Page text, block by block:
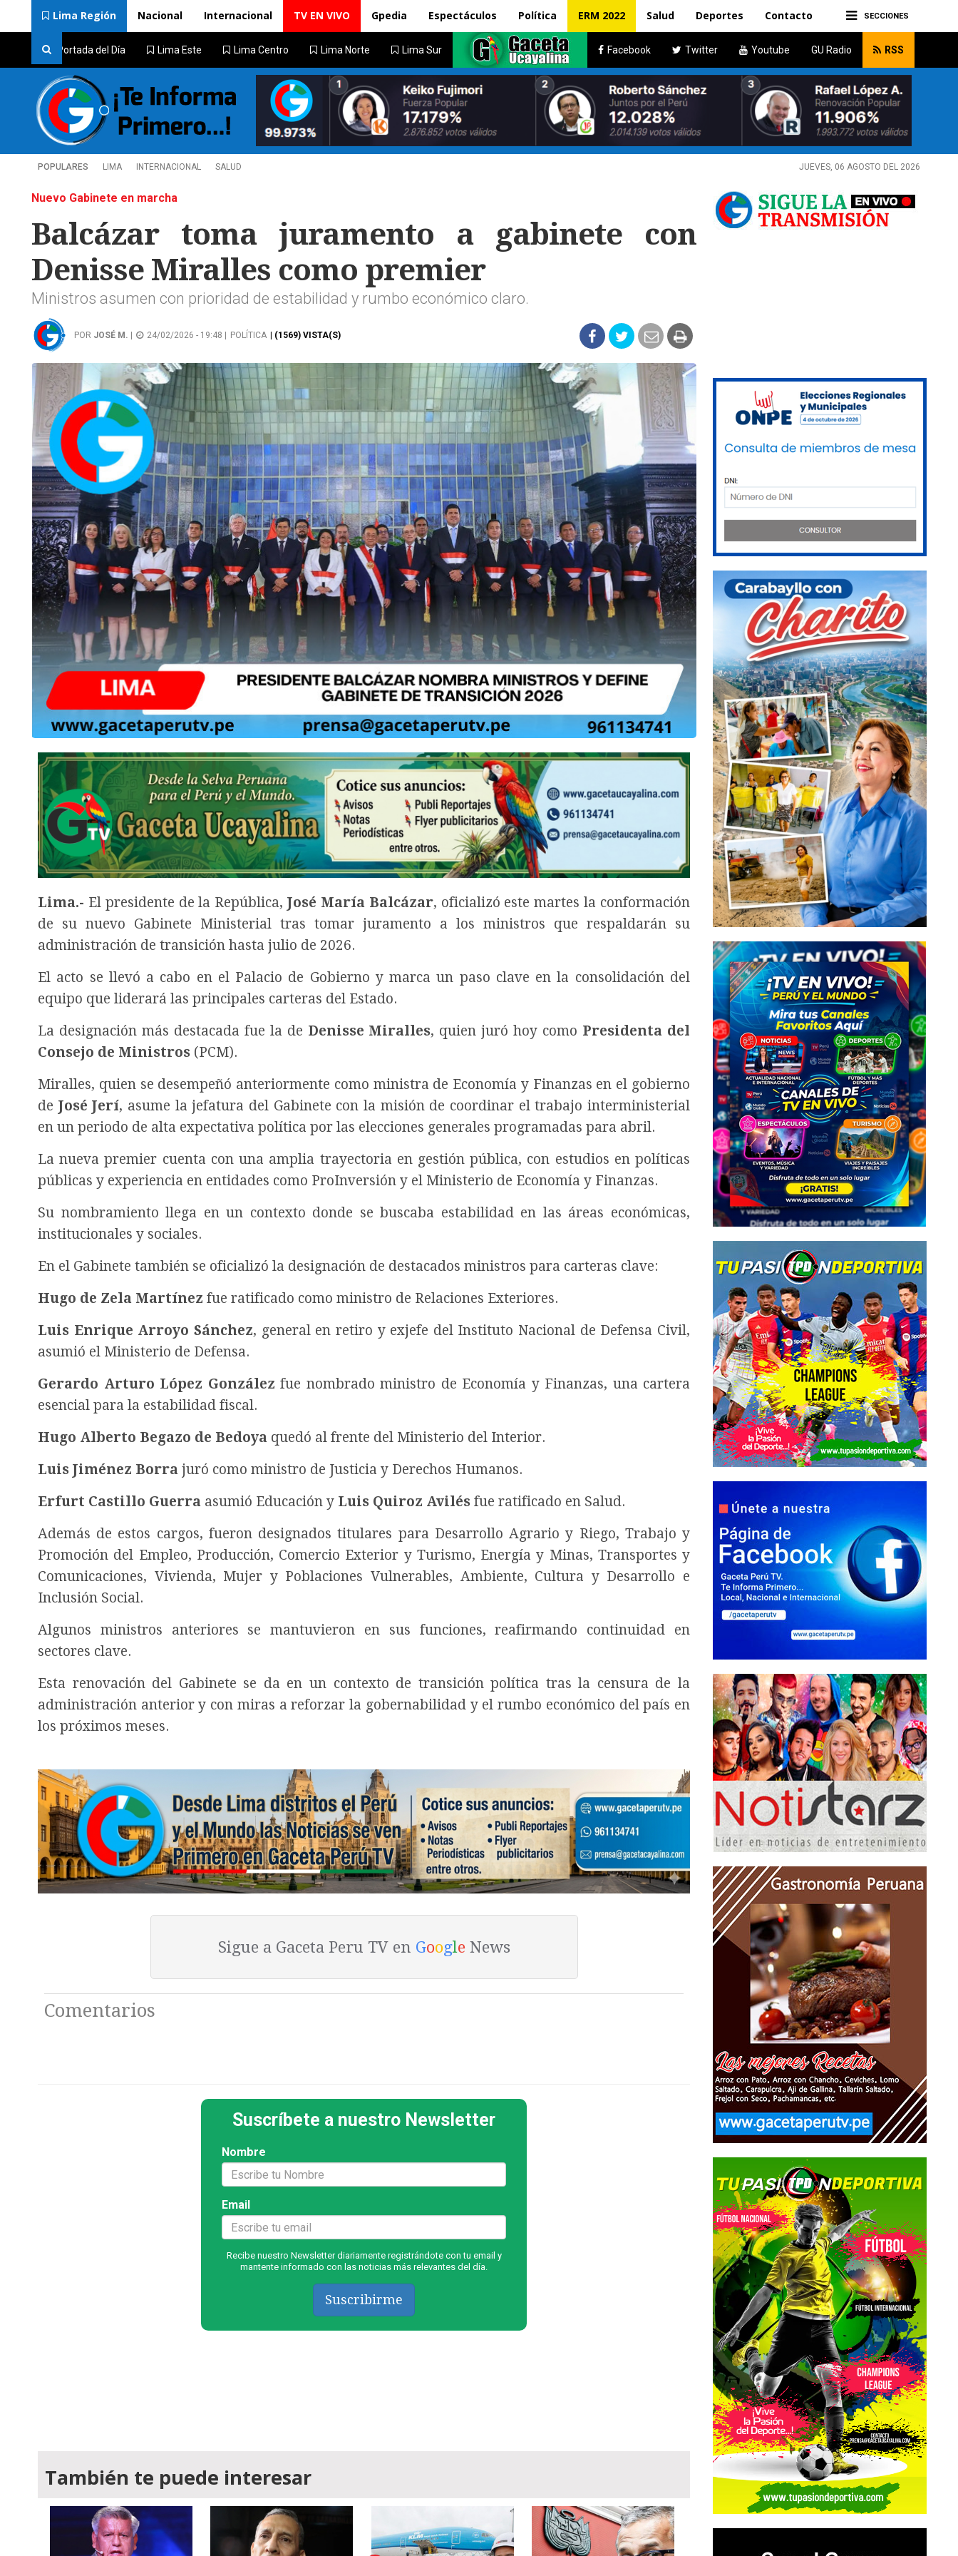
SECCIONES
Lima Región Nacional Internacional TV EN VIVO Gpedia Espectáculos Política ERM 2022 Salud Deportes Contacto
Portada del Día Lima Este Lima Centro Lima Norte Lima Sur Facebook Twitter Youtube GU Radio RSS
POPULARES LIMA INTERNACIONAL SALUD JUEVES, 06 AGOSTO DEL 2026
Nuevo Gabinete en marcha
Balcázar toma juramento a gabinete con
Denisse Miralles como premier
Ministros asumen con prioridad de estabilidad y rumbo económico claro.
POR JOSÉ M. 24/02/2026 - 19:48 | POLÍTICA | (1569) VISTA(S)
Lima.- El presidente de la República,José María Balcázar, oficializó este martes la conformación
de su nuevo Gabinete Ministerial tras tomar juramento a los ministros que respaldarán su
administración de transición hasta julio de 2026.
El acto se llevó a cabo en el Palacio de Gobierno y marca un paso clave en la consolidación del
equipo que liderará las principales carteras del Estado.
La designación más destacada fue la de Denisse Miralles, quien juró hoy como Presidenta del
Consejo de Ministros (PCM).
Miralles, quien se desempeñó anteriormente como ministra de Economía y Finanzas en el gobierno
de José Jerí, asume la jefatura del Gabinete con la misión de coordinar el trabajo interministerial
en un periodo de alta expectativa política por las elecciones generales programadas para abril.
La nueva premier cuenta con una amplia trayectoria en gestión pública, con estudios en políticas
públicas y experiencia en entidades como ProInversión y el Ministerio de Economía y Finanzas.
Su nombramiento llega en un contexto donde se buscaba estabilidad en las áreas económicas,
institucionales y sociales.
En el Gabinete también se oficializó la designación de destacados ministros para carteras clave:
Hugo de Zela Martínez fue ratificado como ministro de Relaciones Exteriores.
Luis Enrique Arroyo Sánchez, general en retiro y exjefe del Instituto Nacional de Defensa Civil,
asumió el Ministerio de Defensa.
Gerardo Arturo López González fue nombrado ministro de Economía y Finanzas, una cartera
esencial para la estabilidad fiscal.
Hugo Alberto Begazo de Bedoya quedó al frente del Ministerio del Interior.
Luis Jiménez Borra juró como ministro de Justicia y Derechos Humanos.
Erfurt Castillo Guerra asumió Educación y Luis Quiroz Avilés fue ratificado en Salud.
Además de estos cargos, fueron designados titulares para Desarrollo Agrario y Riego, Trabajo y
Promoción del Empleo, Producción, Comercio Exterior y Turismo, Energía y Minas, Transportes y
Comunicaciones, Vivienda, Mujer y Poblaciones Vulnerables, Ambiente, Cultura y Desarrollo e
Inclusión Social.
Algunos ministros anteriores se mantuvieron en sus funciones, reafirmando continuidad en
sectores clave.
Esta renovación del Gabinete se da en un contexto de transición política tras la censura de la
administración anterior y con miras a reforzar la gobernabilidad y el rumbo económico del país en
los próximos meses.
Sigue a Gaceta Peru TV en GoogleNews
Comentarios
Suscríbete a nuestro Newsletter
Nombre
Email
Recibe nuestro Newsletter diariamente registrándote con tu email y
mantente informado con las noticias más relevantes del día.
Suscribirme
También te puede interesar